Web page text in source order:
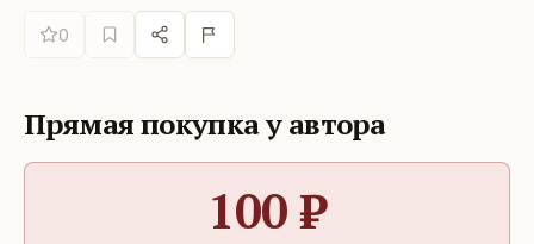
0
Прямая покупка у автора
100₽